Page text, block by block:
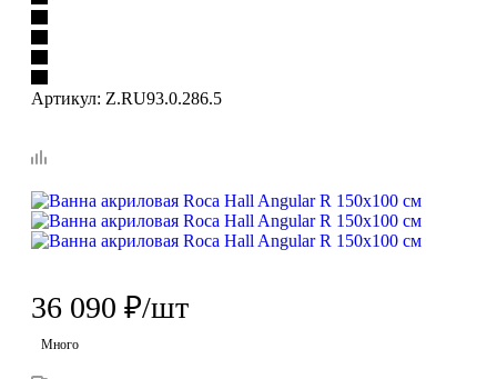
Артикул: Z.RU93.0.286.5
36 090 ₽/шт
Много